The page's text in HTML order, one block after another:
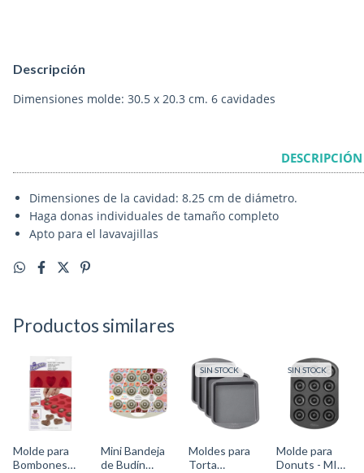
Descripción
Dimensiones molde: 30.5 x 20.3 cm. 6 cavidades
DESCRIPCIÓN
Dimensiones de la cavidad: 8.25 cm de diámetro.
Haga donas individuales de tamaño completo
Apto para el lavavajillas
Productos similares
Molde para
Bombones
Mini Bandeja
de Budín
SIN STOCK
Moldes para
Torta
SIN STOCK
Molde para
Donuts - MINI